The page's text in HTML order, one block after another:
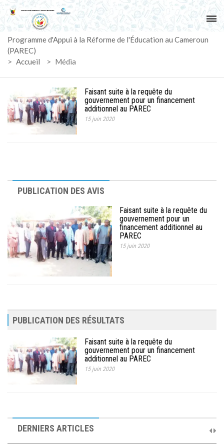
ACCUEIL
PAREC
ACTUALITÉS
LE CG
ACTIVITÉS
MÉDIA
LANGUES
Programme d'Appui à la Réforme de l'Éducation au Cameroun
(PAREC)
> Accueil > Média
Faisant suite à la requête du
gouvernement pour un financement
additionnel au PAREC
15 juin 2020
PUBLICATION DES AVIS
Faisant suite à la requête du
gouvernement pour un
financement additionnel au
PAREC
15 juin 2020
PUBLICATION DES RÉSULTATS
Faisant suite à la requête du
gouvernement pour un financement
additionnel au PAREC
15 juin 2020
DERNIERS ARTICLES
19 septembre 2025